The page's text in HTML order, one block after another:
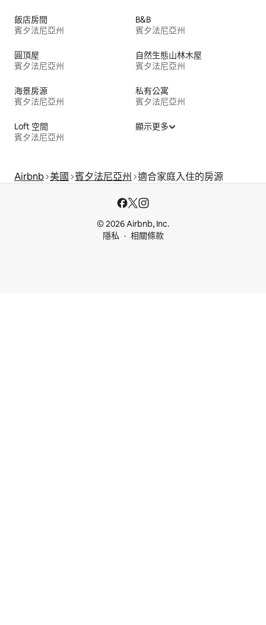
飯店房間
賓夕法尼亞州
B&B
賓夕法尼亞州
圓頂屋
賓夕法尼亞州
自然生態山林木屋
賓夕法尼亞州
海景房源
賓夕法尼亞州
私有公寓
賓夕法尼亞州
Loft 空間
賓夕法尼亞州
顯示更多
Airbnb 美國 賓夕法尼亞州 適合家庭入住的房源
© 2026 Airbnb, Inc.
隱私
相關條款